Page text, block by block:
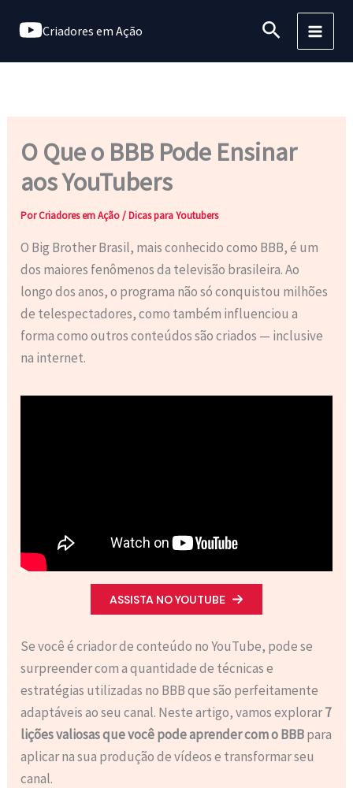
para
Criadores em Ação Pesquisar
O Que o BBB Pode Ensinar
aos YouTubers
PorCriadores em Ação/Dicas para Youtubers
O Big Brother Brasil, mais conhecido como BBB, é um
dos maiores fenômenos da televisão brasileira. Ao
longo dos anos, o programa não só conquistou milhões
de telespectadores, como também influenciou a
forma como outros conteúdos são criados — inclusive
na internet.
ASSISTA NO YOUTUBE
Se você é criador de conteúdo no YouTube, pode se
surpreender com a quantidade de técnicas e
estratégias utilizadas no BBB que são perfeitamente
adaptáveis ao seu canal. Neste artigo, vamos explorar7
lições valiosas que você pode aprender com o BBBpara
aplicar na sua produção de vídeos e transformar seu
canal.